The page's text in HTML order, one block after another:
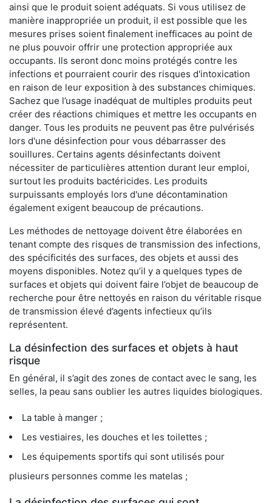
ainsi que le produit soient adéquats. Si vous utilisez de
manière inappropriée un produit, il est possible que les
mesures prises soient finalement inefficaces au point de
ne plus pouvoir offrir une protection appropriée aux
occupants. Ils seront donc moins protégés contre les
infections et pourraient courir des risques d'intoxication
en raison de leur exposition à des substances chimiques.
Sachez que l’usage inadéquat de multiples produits peut
créer des réactions chimiques et mettre les occupants en
danger. Tous les produits ne peuvent pas être pulvérisés
lors d'une désinfection pour vous débarrasser des
souillures. Certains agents désinfectants doivent
nécessiter de particulières attention durant leur emploi,
surtout les produits bactéricides. Les produits
surpuissants employés lors d'une décontamination
également exigent beaucoup de précautions.
Les méthodes de nettoyage doivent être élaborées en
tenant compte des risques de transmission des infections,
des spécificités des surfaces, des objets et aussi des
moyens disponibles. Notez qu’il y a quelques types de
surfaces et objets qui doivent faire l’objet de beaucoup de
recherche pour être nettoyés en raison du véritable risque
de transmission élevé d’agents infectieux qu’ils
représentent.
La désinfection des surfaces et objets à haut
risque
En général, il s’agit des zones de contact avec le sang, les
selles, la peau sans oublier les autres liquides biologiques.
La table à manger ;
Les vestiaires, les douches et les toilettes ;
Les équipements sportifs qui sont utilisés pour
plusieurs personnes comme les matelas ;